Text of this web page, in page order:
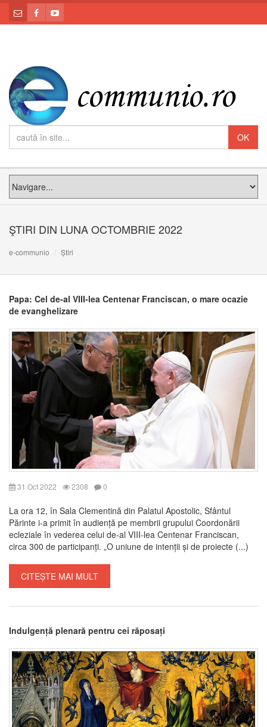
ŞTIRI DIN LUNA OCTOMBRIE 2022
e-communio Știri
Papa: Cel de-al VIII-lea Centenar Franciscan, o mare ocazie
de evanghelizare
31 Oct 2022 2308 0
La ora 12, în Sala Clementină din Palatul Apostolic, Sfântul
Părinte i-a primit în audiență pe membrii grupului Coordonării
ecleziale în vederea celui de-al VIII-lea Centenar Franciscan,
circa 300 de participanți. „O uniune de intenții și de proiecte (...)
CITEȘTE MAI MULT
Indulgență plenară pentru cei răposați